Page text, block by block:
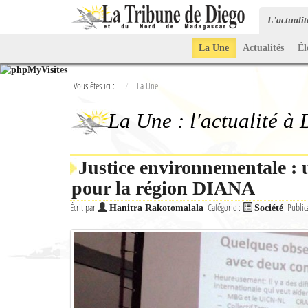
La Une Actualités
Vous êtes ici : La Une
La Une : l'actualité à
Justice environnementale :
pour la région DIANA
Écrit par Hanitra Rakotomalala Catégorie : Société